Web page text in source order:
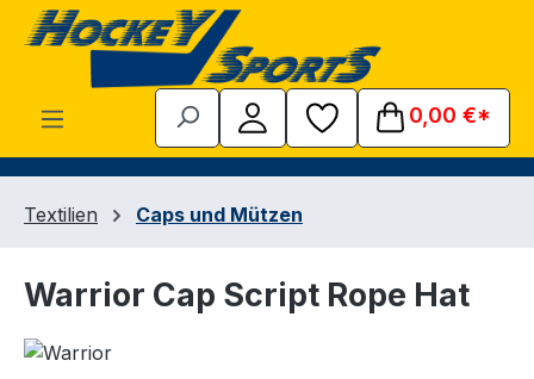
Zum Hauptinhalt springen
0,00 €*
Textilien Caps und Mützen
Warrior Cap Script Rope Hat